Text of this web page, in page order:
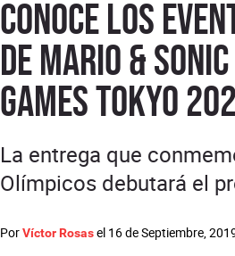
Conoce los
de Mario &
Games Tokyo
PorVíctor Rosasel 16 de Septiembre,
La entrega que
Olímpicos debutará el